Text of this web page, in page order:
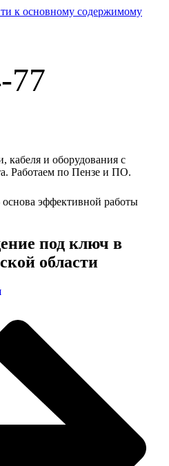
к основному содержимому
77
кабеля и оборудования с
Работаем по Пензе и ПО.
эффективной работы
под ключ в
области